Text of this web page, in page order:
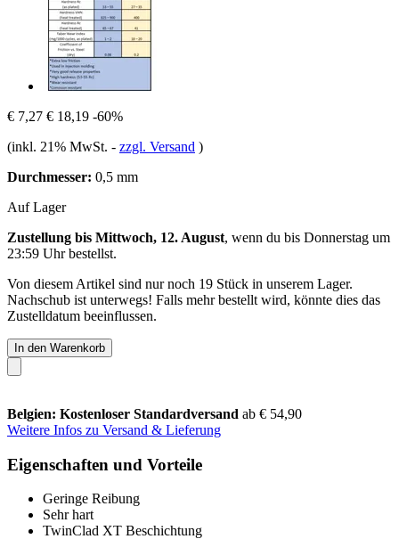
€ 7,27 € 18,19 -60%
(inkl. 21% MwSt. - zzgl. Versand )
Durchmesser: 0,5 mm
Auf Lager
Zustellung bis Mittwoch, 12. August, wenn du bis Donnerstag um
23:59 Uhrbestellst.
Von diesem Artikel sind nur noch 19 Stück in unserem Lager.
Nachschub ist unterwegs! Falls mehr bestellt wird, könnte dies das
Zustelldatum beeinflussen.
In den Warenkorb
Belgien: Kostenloser Standardversand ab € 54,90
Weitere Infos zu Versand & Lieferung
Eigenschaften und Vorteile
Geringe Reibung
Sehr hart
TwinClad XT Beschichtung